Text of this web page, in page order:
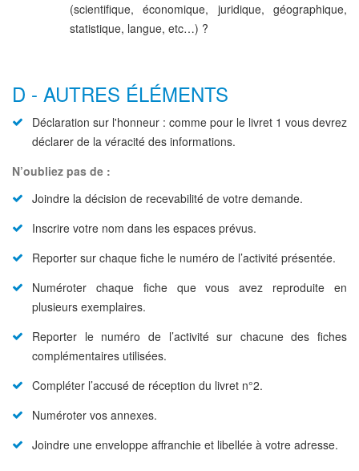
(scientifique, économique, juridique, géographique,
statistique, langue, etc…) ?
D - AUTRES ÉLÉMENTS
Déclaration sur l'honneur : comme pour le livret 1 vous devrez
déclarer de la véracité des informations.
N’oubliez pas de :
Joindre la décision de recevabilité de votre demande.
Inscrire votre nom dans les espaces prévus.
Reporter sur chaque fiche le numéro de l’activité présentée.
Numéroter chaque fiche que vous avez reproduite en
plusieurs exemplaires.
Reporter le numéro de l’activité sur chacune des fiches
complémentaires utilisées.
Compléter l’accusé de réception du livret n°2.
Numéroter vos annexes.
Joindre une enveloppe affranchie et libellée à votre adresse.